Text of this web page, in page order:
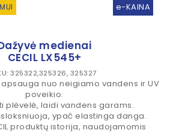
e-KAINA
medienai
CECIL LX545+
325322,325326, 325327
nuo neigiamo vandens ir UV
poveikio.
plėvelė, laidi vandens garams.
ypač elastinga danga.
produktų istorija, naudojamomis